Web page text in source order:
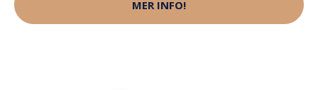
MER INFO!